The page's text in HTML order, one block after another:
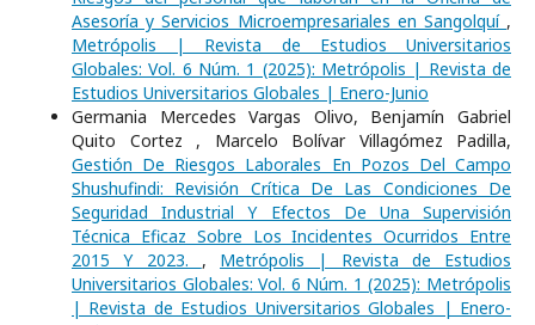
Asesoría y Servicios Microempresariales en Sangolquí ,
Metrópolis | Revista de Estudios Universitarios
Globales: Vol. 6 Núm. 1 (2025): Metrópolis | Revista de
Estudios Universitarios Globales | Enero-Junio
Germania Mercedes Vargas Olivo, Benjamín Gabriel
Quito Cortez , Marcelo Bolívar Villagómez Padilla,
Gestión De Riesgos Laborales En Pozos Del Campo
Shushufindi: Revisión Crítica De Las Condiciones De
Seguridad Industrial Y Efectos De Una Supervisión
Técnica Eficaz Sobre Los Incidentes Ocurridos Entre
2015 Y 2023. , Metrópolis | Revista de Estudios
Universitarios Globales: Vol. 6 Núm. 1 (2025): Metrópolis
| Revista de Estudios Universitarios Globales | Enero-